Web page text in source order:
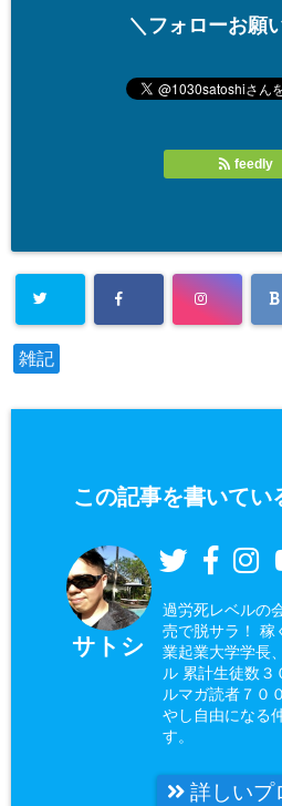
＼フォローお願
feedly
雑記
この記事を書いてい
サトシ
過労死レベルの
売で脱サラ！ 稼
業起業大学学長
ル 累計生徒数３
ルマガ読者７０
やし自由になる
す。
詳しいプ